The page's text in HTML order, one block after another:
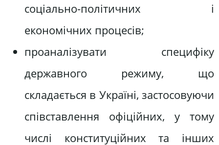
соціально-політичних і
економічних процесів;
проаналізувати специфіку
державного режиму, що
складається в Україні, застосовуючи
співставлення офіційних, у тому
числі конституційних та інших